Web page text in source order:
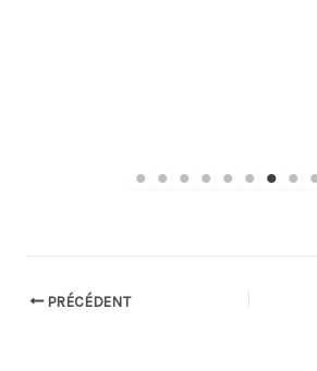
PRÉCÉDENT